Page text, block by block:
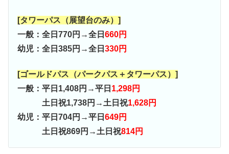
[タワーパス（展望台のみ）]
一般：全日770円→全日 660円
幼児：全日385円→全日 330円
[ゴールドパス（パークパス＋タワーパス）]
一般：平日1,408円→平日 1,298円
土日祝1,738円→土日祝1,628円
幼児：平日704円→平日 649円
土日祝869円→土日祝814円